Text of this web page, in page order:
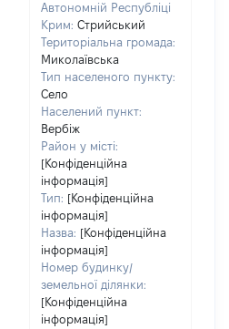
Автономній Республіці
Крим: Стрийський
Територіальна громада:
Миколаївська
Тип населеного пункту:
Село
Населений пункт:
Вербіж
Район у місті:
[Конфіденційна
інформація]
Тип: [Конфіденційна
інформація]
Назва: [Конфіденційна
інформація]
Номер будинку/
земельної ділянки:
[Конфіденційна
інформація]